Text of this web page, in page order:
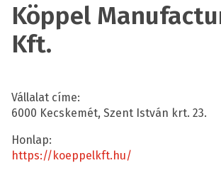
Köppel
Kft.
Vállalat címe:
6000 Kecskemét, Szent István krt. 23.
Honlap:
https://koeppelkft.hu/